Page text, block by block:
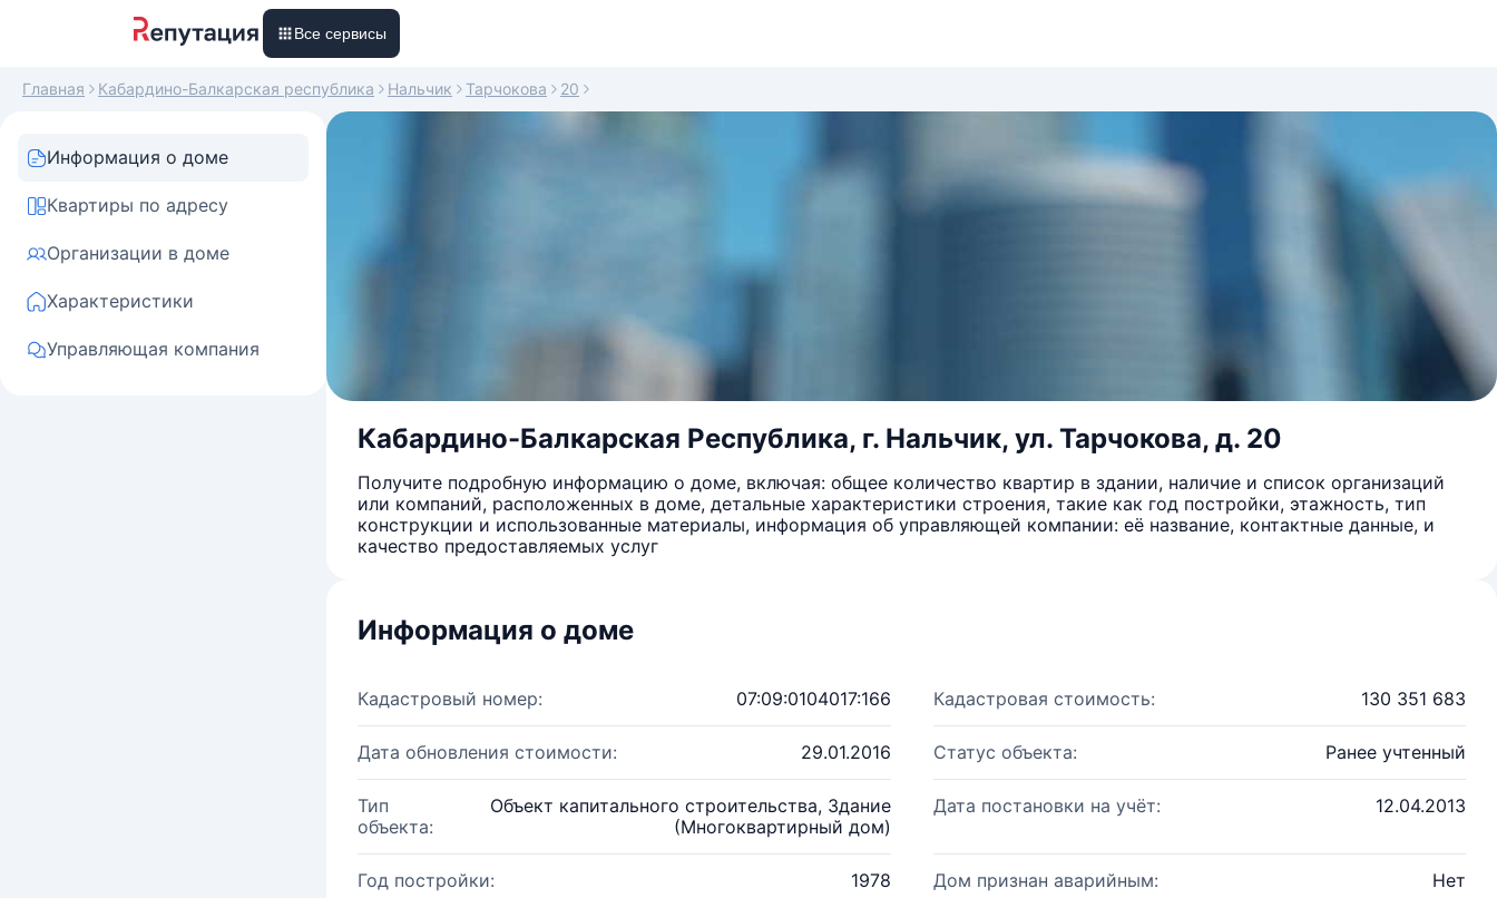
Все сервисы
Главная Кабардино-Балкарская республика Нальчик Тарчокова 20
Информация о доме
Квартиры по адресу
Организации в доме
Характеристики
Управляющая компания
Кабардино-Балкарская Республика, г. Нальчик, ул. Тарчокова, д. 20
Получите подробную информацию о доме, включая: общее количество квартир в здании, наличие и список организаций
или компаний, расположенных в доме, детальные характеристики строения, такие как год постройки, этажность, тип
конструкции и использованные материалы, информация об управляющей компании: её название, контактные данные, и
качество предоставляемых услуг
Информация о доме
Кадастровый номер: 07:09:0104017:166 Кадастровая стоимость: 130 351 683
Дата обновления стоимости: 29.01.2016 Статус объекта: Ранее учтенный
Тип
объекта:
Объект капитального строительства, Здание
(Многоквартирный дом)
Дата постановки на учёт: 12.04.2013
Год постройки: 1978 Дом признан аварийным: Нет